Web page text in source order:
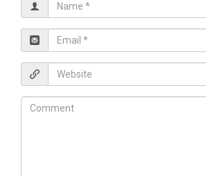
a
*
m
l
e
b